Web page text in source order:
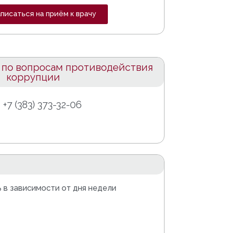
на приём к врачу
вопросам противодействия
коррупции
+7 (383) 373-32-06
в зависимости от дня недели